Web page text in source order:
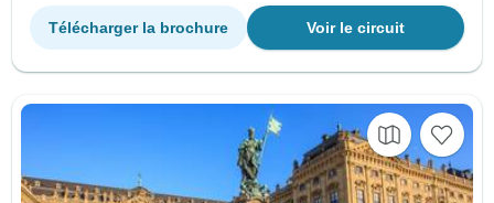
Voir le circuit
Télécharger la brochure